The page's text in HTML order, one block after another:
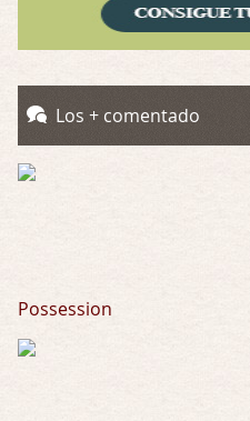
Possession
Posesión Infernal: En Llamas
Por: Skalope
Los + comentado
Possession